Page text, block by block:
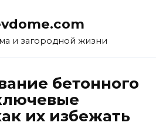
и загородной жизни
бетонного
их избежать